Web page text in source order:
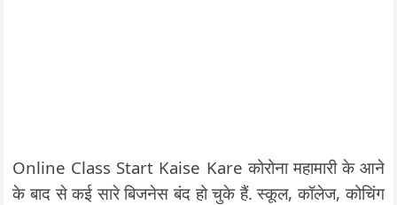
Online Class Start Kaise Kare कोरोना महामारी के आने
के बाद से कई सारे बिजनेस बंद हो चुके हैं. स्कूल, कॉलेज, कोचिंग